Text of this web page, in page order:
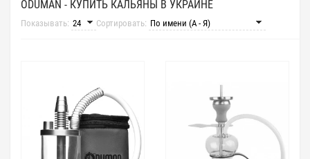
ODUMAN - КУПИТЬ КАЛЬЯНЫ В УКРАИНЕ
Показывать: Сортировать: